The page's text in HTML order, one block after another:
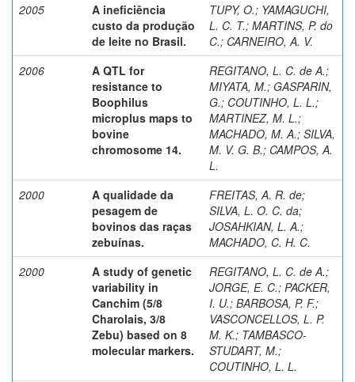
2005
A ineficiência
custo da produção
de leite no Brasil.
TUPY, O.; YAMAGUCHI,
L. C. T.; MARTINS, P. do
C.; CARNEIRO, A. V.
2006
A QTL for
resistance to
Boophilus
microplus maps to
bovine
chromosome 14.
REGITANO, L. C. de A.;
MIYATA, M.; GASPARIN,
G.; COUTINHO, L. L.;
MARTINEZ, M. L.;
MACHADO, M. A.; SILVA,
M. V. G. B.; CAMPOS, A.
L.
2000
A qualidade da
pesagem de
bovinos das raças
zebuínas.
FREITAS, A. R. de;
SILVA, L. O. C. da;
JOSAHKIAN, L. A.;
MACHADO, C. H. C.
2000
A study of genetic
variability in
Canchim (5/8
Charolais, 3/8
Zebu) based on 8
molecular markers.
REGITANO, L. C. de A.;
JORGE, E. C.; PACKER,
I. U.; BARBOSA, P. F.;
VASCONCELLOS, L. P.
M. K.; TAMBASCO-
STUDART, M.;
COUTINHO, L. L.